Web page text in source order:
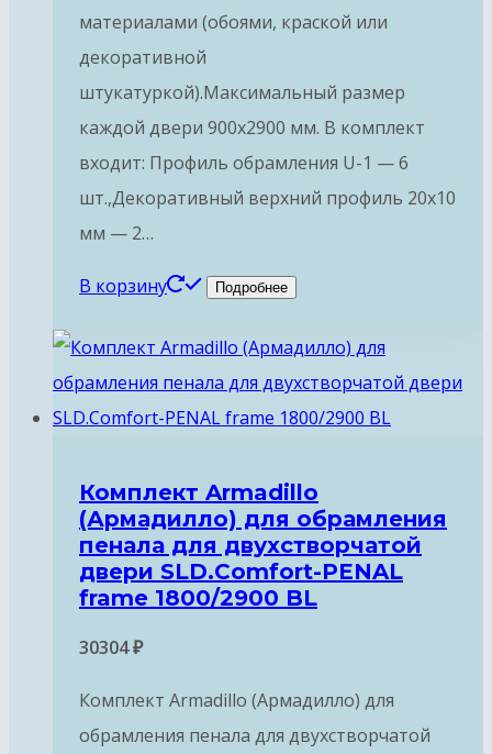
материалами (обоями, краской или
декоративной
штукатуркой).Максимальный размер
каждой двери 900х2900 мм. В комплект
входит: Профиль обрамления U-1 — 6
шт.,Декоративный верхний профиль 20х10
мм — 2…
В корзину Подробнее
Комплект Armadillo
(Армадилло) для обрамления
пенала для двухстворчатой
двери SLD.Comfort-PENAL
frame 1800/2900 BL
30304₽
Комплект Armadillo (Армадилло) для
обрамления пенала для двухстворчатой